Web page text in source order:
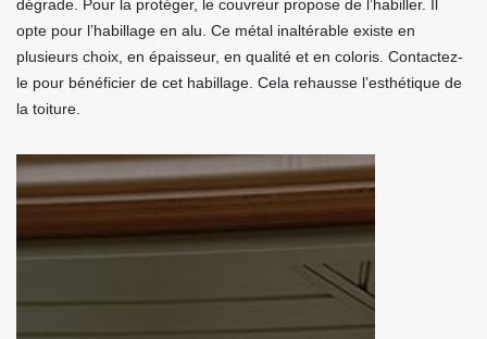
dégrade. Pour la protéger, le couvreur propose de l’habiller. Il
opte pour l’habillage en alu. Ce métal inaltérable existe en
plusieurs choix, en épaisseur, en qualité et en coloris. Contactez-
le pour bénéficier de cet habillage. Cela rehausse l’esthétique de
la toiture.